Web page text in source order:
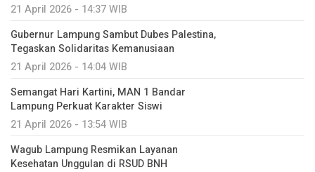
21 April 2026 - 14:37 WIB
Gubernur Lampung Sambut Dubes Palestina,
Tegaskan Solidaritas Kemanusiaan
21 April 2026 - 14:04 WIB
Semangat Hari Kartini, MAN 1 Bandar
Lampung Perkuat Karakter Siswi
21 April 2026 - 13:54 WIB
Wagub Lampung Resmikan Layanan
Kesehatan Unggulan di RSUD BNH